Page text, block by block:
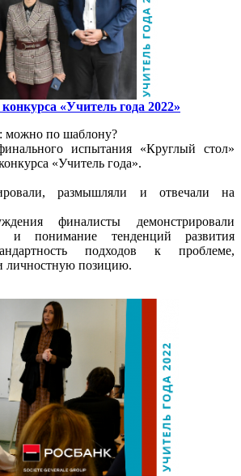
«Учитель года 2022»
можно по шаблону?
испытания «Круглый стол»
«Учитель года».
размышляли и отвечали на
финалисты демонстрировали
и понимание тенденций развития
подходов к проблеме,
личностную позицию.